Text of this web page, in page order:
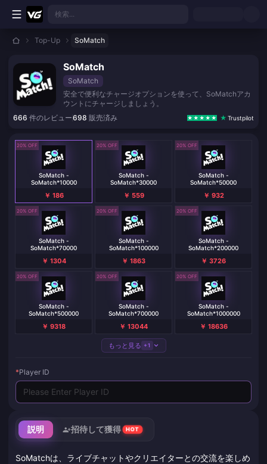
メインコンテンツへスキップ
検索...
Top-Up SoMatch
SoMatch
SoMatch
安全で便利なチャージオプションを使って、SoMatchアカ
ウントにチャージしましょう。
666 件のレビュー698 販売済み Trustpilot
説明 招待して獲得 HOT
SoMatchは、ライブチャットやクリエイターとの交流を楽しめ
20% OFF
SoMatch -
SoMatch*10000
￥ 186
20% OFF
SoMatch -
SoMatch*30000
￥ 559
20% OFF
SoMatch -
SoMatch*50000
￥ 932
20% OFF
SoMatch -
SoMatch*70000
￥ 1304
20% OFF
SoMatch -
SoMatch*100000
￥ 1863
20% OFF
SoMatch -
SoMatch*200000
￥ 3726
20% OFF
SoMatch -
SoMatch*500000
￥ 9318
20% OFF
SoMatch -
SoMatch*700000
￥ 13044
20% OFF
SoMatch -
SoMatch*1000000
￥ 18636
もっと見る +1
*Player ID